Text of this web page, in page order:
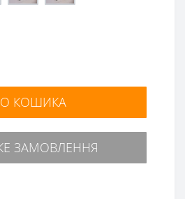
КОШИКА
ЗАМОВЛЕННЯ